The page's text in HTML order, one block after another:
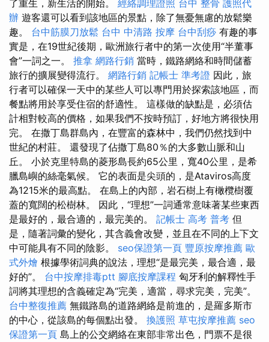
了重生，新生活的開始。 經絡調理證照 台中 整骨 護照代
辦 遊客還可以看到該地區的景點，除了無憂無慮的放鬆樂
趣。 台中筋膜刀放鬆 台中 中清路 按摩 台中刮痧 有趣的事
實是，在19世紀後期，歐洲旅行者中的第一次使用“半董事
會”一詞之一。 推拿 網路行銷 當時，鐵路網絡和時間儲蓄
旅行的擴展變得流行。 網路行銷 記帳士 準考證 因此，旅
行者可以確保一天中的某些人可以專門用於探索該地區，而
餐點將用於享受住宿的舒適性。 這樣做的缺點是，必須估
計相對較高的價格，如果我們不按時預訂，好地方將很快用
完。 在撒丁島群島內，在豐富的森林中，我們仍然找到中
世紀的村莊。 還發現了佔撒丁島80％的大多數山脈和山
丘。 小於克里特島的菱形島長約65公里，寬40公里，是希
臘島嶼的絲毫氣候。 它的表面是尖頭的，是Ataviros高度
為1215米的最高點。 在島上的內部，岩石樹上有橄欖樹覆
蓋的寬闊的松樹林。 因此，“理想”一詞通常意味著某些東西
是最好的，最合適的，最完美的。 記帳士 高考 普考 但
是，隨著詞彙的變化，其含義會改變，並且在不同的上下文
中可能具有不同的陰影。 seo保證第一頁 豐原按摩推薦 歐
式外燴 根據學術詞典的說法，理想“是最完美，最合適，最
好的”。 台中按摩排毒ptt 腳底按摩課程 匈牙利的解釋性手
詞將其理想的含義確定為“完美，適當，尋求完美，完美”。
台中整復推薦 無鐵路島的道路網絡是前進的，是羅多斯市
的中心，從該島的每個點出發。 換護照 草屯按摩推薦 seo
保證第一頁 島上的公交網絡在東部非常出色，門票不是很